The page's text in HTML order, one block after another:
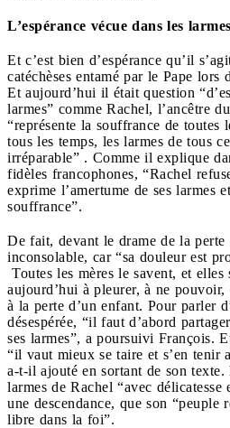
L’espérance vécue dans les larmes
Et c’est bien d’espérance qu’il
catéchèses entamé par le Pape lors
Et aujourd’hui il était question
larmes” comme Rachel, l’ancêtre
“représente la souffrance de toutes
tous les temps, les larmes de tous
irréparable” . Comme il explique
fidèles francophones, “Rachel
exprime l’amertume de ses larmes
souffrance”.
De fait, devant le drame de la perte
inconsolable, car “sa douleur est
Toutes les mères le savent, et elles
aujourd’hui à pleurer, à ne
à la perte d’un enfant. Pour parler
désespérée, “il faut d’abord
ses larmes”, a poursuivi François.
“il vaut mieux se taire et s’en tenir
a-t-il ajouté en sortant de son
larmes de Rachel “avec
une descendance, que son “peuple
libre dans la foi”.